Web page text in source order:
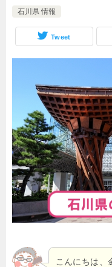
石川県 情報
Tweet
こんにちは、